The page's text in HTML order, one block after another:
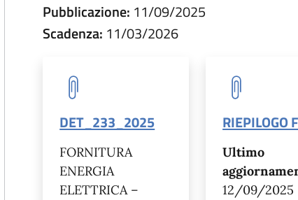
Pubblicazione: 11/09/2025
Scadenza: 11/03/2026
DET_233_2025
FORNITURA
ENERGIA
ELETTRICA –
RIEPILOGO
Ultimo
12/09/2025